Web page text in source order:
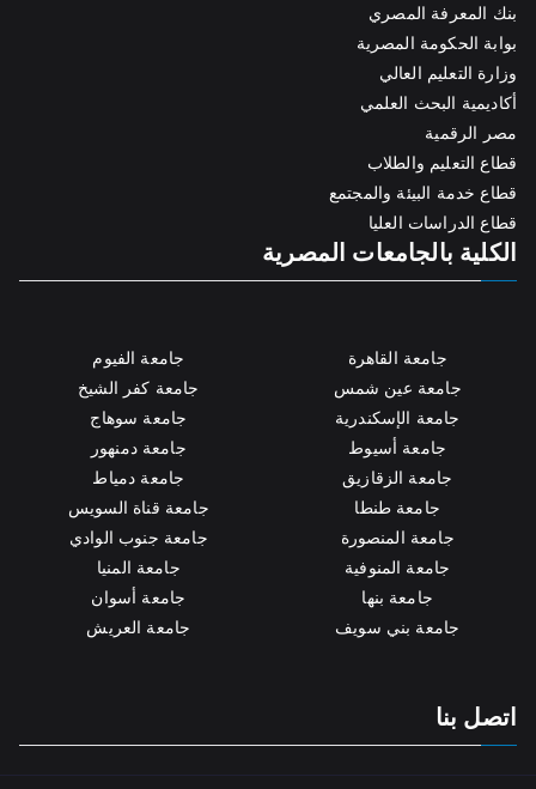
بنك المعرفة المصري
بوابة الحكومة المصرية
وزارة التعليم العالي
أكاديمية البحث العلمي
مصر الرقمية
قطاع التعليم والطلاب
قطاع خدمة البيئة والمجتمع
قطاع الدراسات العليا
الكلية بالجامعات المصرية
جامعة القاهرة
جامعة عين شمس
جامعة الإسكندرية
جامعة أسيوط
جامعة الزقازيق
جامعة طنطا
جامعة المنصورة
جامعة المنوفية
جامعة بنها
جامعة بني سويف
جامعة الفيوم
جامعة كفر الشيخ
جامعة سوهاج
جامعة دمنهور
جامعة دمياط
جامعة قناة السويس
جامعة جنوب الوادي
جامعة المنيا
جامعة أسوان
جامعة العريش
اتصل بنا